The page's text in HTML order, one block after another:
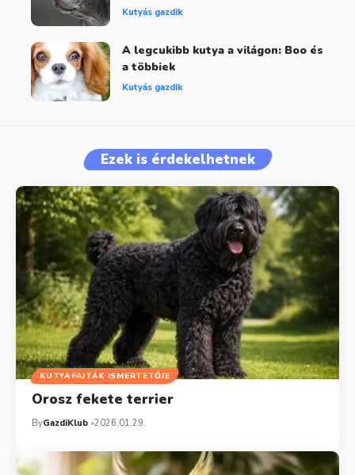
Kutyás gazdik
A legcukibb kutya a világon: Boo és
a többiek
Kutyás gazdik
Ezek is érdekelhetnek
KUTYAFAJTÁK ISMERTETŐJE
Orosz fekete terrier
ByGazdiKlub 2026.01.29.